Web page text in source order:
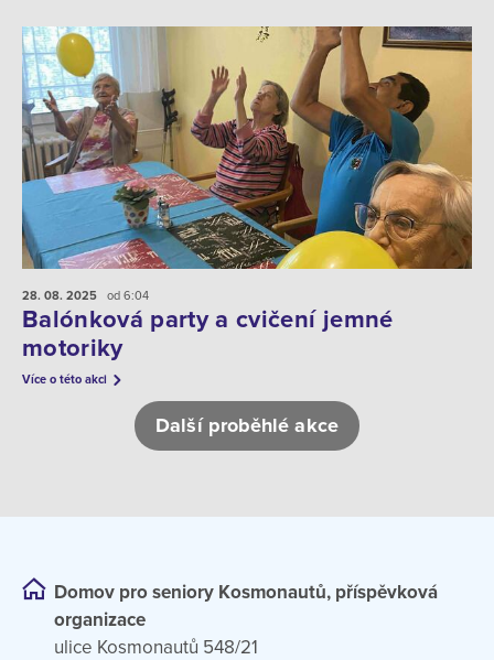
28. 08. 2025 od 6:04
Balónková party a cvičení jemné
motoriky
Více o této akci
Další proběhlé akce
Domov pro seniory Kosmonautů, příspěvková
organizace
ulice Kosmonautů 548/21